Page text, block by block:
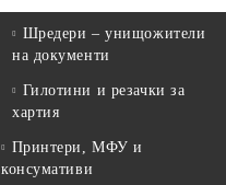
Шредери – унищожители
на документи
Гилотини и резачки за
хартия
Принтери, МФУ и
консумативи